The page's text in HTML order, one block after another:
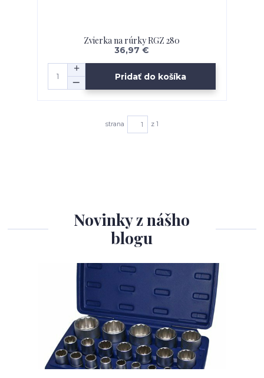
Zvierka na rúrky RGZ 280
36,97 €
Pridať do košíka
strana z 1
Novinky z nášho
blogu